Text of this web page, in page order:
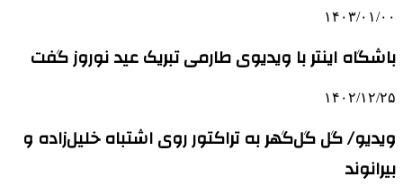
۱۴۰۳/۰۱/۰۰
باشگاه اینتر با ویدیوی طارمی تبریک عید نوروز گفت
۱۴۰۲/۱۲/۲۵
ویدیو/ گل گل‌گهر به تراکتور روی اشتباه خلیل‌زاده و
بیرانوند